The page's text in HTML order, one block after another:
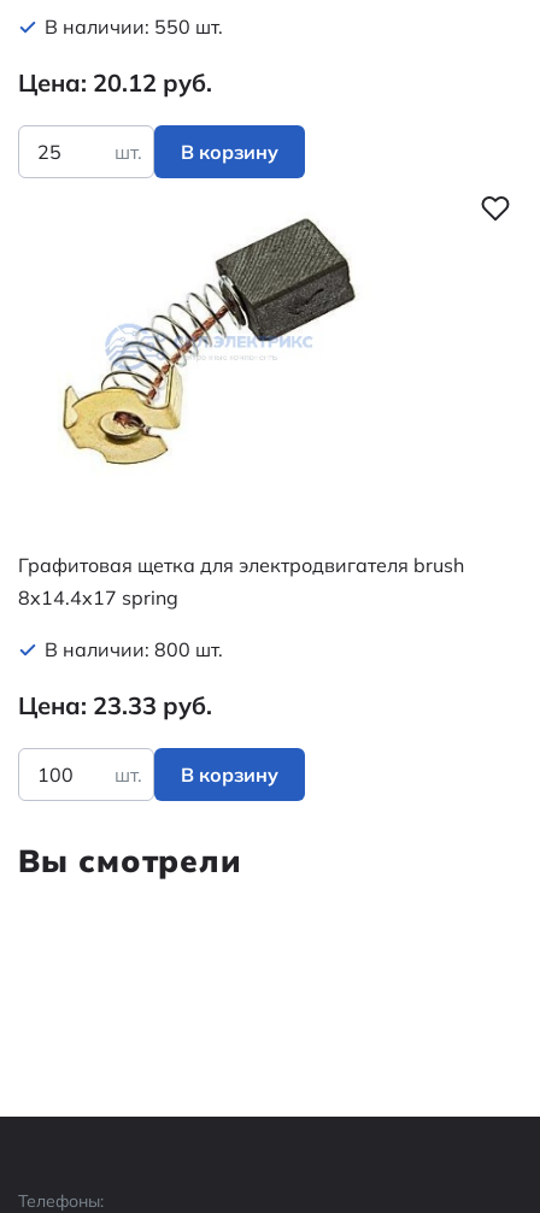
В наличии: 550 шт.
Цена: 20.12 руб.
шт. В корзину
Графитовая щетка для электродвигателя brush
8x14.4x17 spring
В наличии: 800 шт.
Цена: 23.33 руб.
шт. В корзину
Вы смотрели
Телефоны: